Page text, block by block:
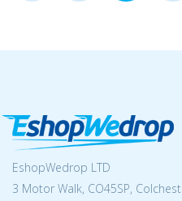
EshopWedrop LTD
3 Motor Walk, CO45SP,